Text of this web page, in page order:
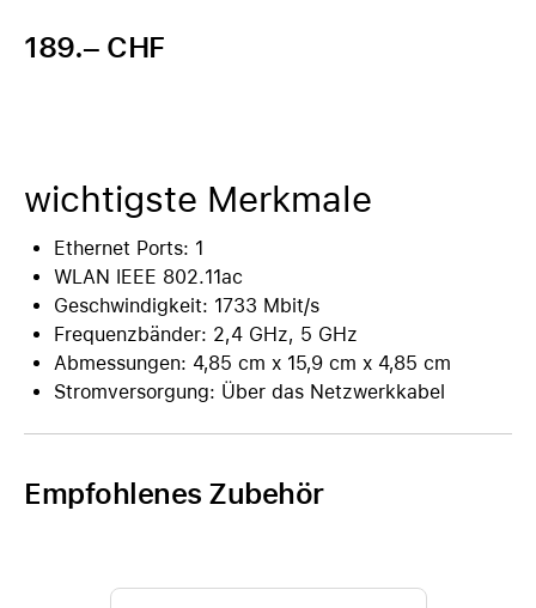
189.– CHF
wichtigste Merkmale
Ethernet Ports: 1
WLAN IEEE 802.11ac
Geschwindigkeit: 1733 Mbit/s
Frequenzbänder: 2,4 GHz, 5 GHz
Abmessungen: 4,85 cm x 15,9 cm x 4,85 cm
Stromversorgung: Über das Netzwerkkabel
Empfohlenes Zubehör